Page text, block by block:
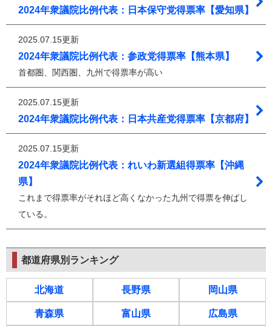
2024年衆議院比例代表：日本保守党得票率【愛知県】
2025.07.15更新
2024年衆議院比例代表：参政党得票率【熊本県】
首都圏、関西圏、九州で得票率が高い
2025.07.15更新
2024年衆議院比例代表：日本共産党得票率【京都府】
2025.07.15更新
2024年衆議院比例代表：れいわ新選組得票率【沖縄
県】
これまで得票率がそれほど高くなかった九州で得票を伸ばし
ている。
都道府県別ランキング
北海道
青森県
長野県
富山県
岡山県
広島県